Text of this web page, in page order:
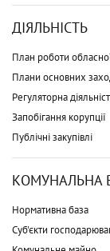
ДІЯЛЬНІСТЬ
План роботи
Плани основних
Регуляторна
Запобігання корупції
Публічні закупівлі
КОМУНАЛЬНА
Нормативна база
Суб'єкти